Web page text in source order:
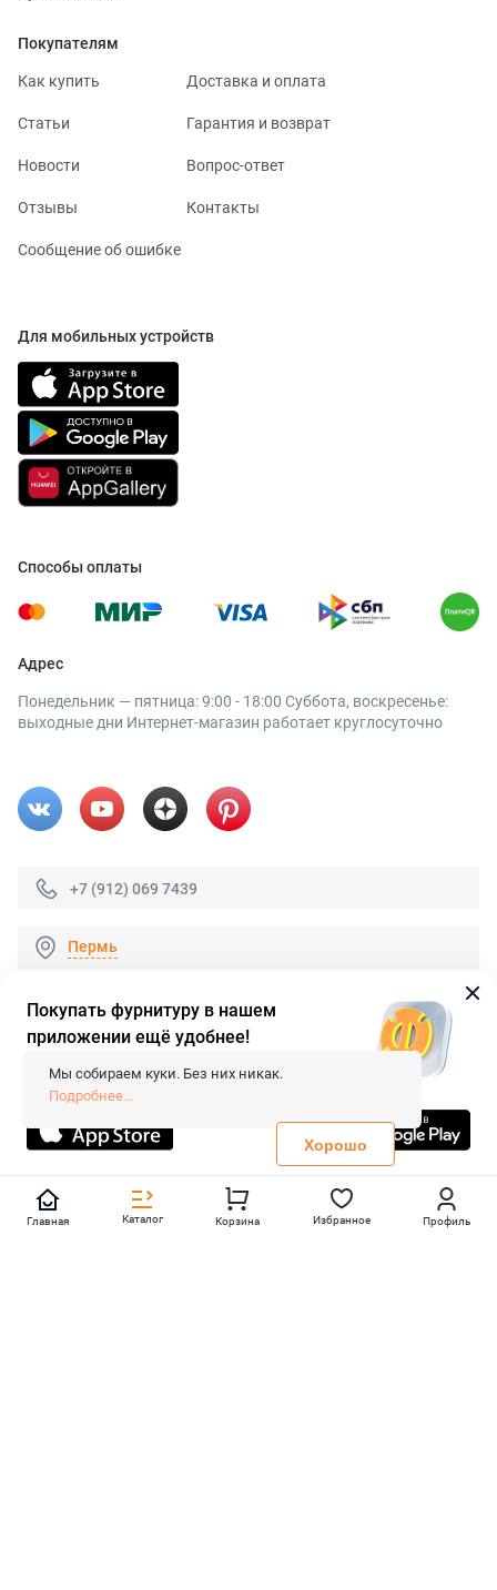
Покупателям
Как купить Доставка и оплата
Статьи Гарантия и возврат
Новости Вопрос-ответ
Отзывы Контакты
Сообщение об ошибке
Для мобильных устройств
Способы оплаты
Адрес
Понедельник — пятница: 9:00 - 18:00 Суббота, воскресенье:
выходные дни Интернет-магазин работает круглосуточно
+7 (912) 069 7439
Пермь
© 2026 «FieraShop.ru»
Сопровождение сайта
- Вебформат.
Все права защищены.
Не является публичной офертой
Политика конфиденциальности
Главная Каталог Корзина Избранное Профиль
Покупать фурнитуру в нашем
приложении ещё удобнее!
Мы собираем куки. Без них никак.
Подробнее...
Хорошо